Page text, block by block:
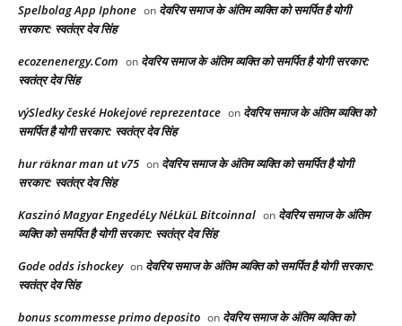
Spelbolag App Iphone on देवरिय समाज के अंतिम व्यक्ति को समर्पित है योगी
सरकार: स्वतंत्र देव सिंह
ecozenenergy.Com on देवरिय समाज के अंतिम व्यक्ति को समर्पित है योगी सरकार:
स्वतंत्र देव सिंह
výSledky české Hokejové reprezentace on देवरिय समाज के अंतिम व्यक्ति को
समर्पित है योगी सरकार: स्वतंत्र देव सिंह
hur räknar man ut v75 on देवरिय समाज के अंतिम व्यक्ति को समर्पित है योगी
सरकार: स्वतंत्र देव सिंह
Kaszinó Magyar EngedéLy NéLküL Bitcoinnal on देवरिय समाज के अंतिम
व्यक्ति को समर्पित है योगी सरकार: स्वतंत्र देव सिंह
Gode odds ishockey on देवरिय समाज के अंतिम व्यक्ति को समर्पित है योगी सरकार:
स्वतंत्र देव सिंह
bonus scommesse primo deposito on देवरिय समाज के अंतिम व्यक्ति को